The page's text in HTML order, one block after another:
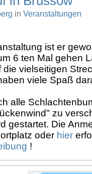
in Veranstaltungen
ist er
6 ten Mal gehen
vielseitigen
viele Spaß
alle
zu
gestartet. Die
oder hier
!